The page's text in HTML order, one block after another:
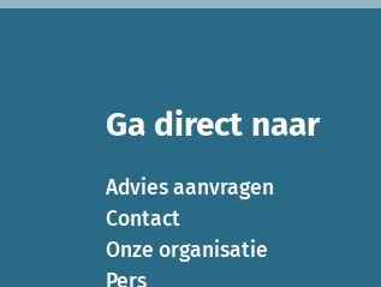
Ga direct naar
Advies aanvragen
Contact
Onze organisatie
Pers